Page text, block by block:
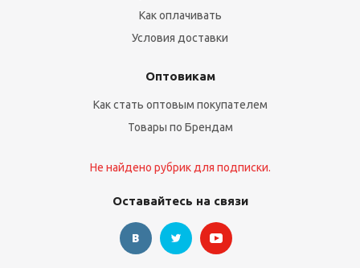
Как оплачивать
Условия доставки
Оптовикам
Как стать оптовым покупателем
Товары по Брендам
Не найдено рубрик для подписки.
Оставайтесь на связи